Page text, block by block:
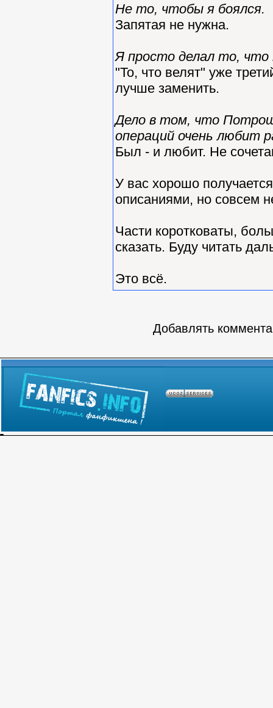
Не то, чтобы я боялся.
Запятая не нужна.
Я просто делал то, что
"То, что велят" уже
лучше заменить.
Дело в том, что
операций очень любит
Был - и любит. Не
У вас хорошо
описаниями, но совсем
Части коротковаты,
сказать. Буду читать
Это всё.
Добавлять